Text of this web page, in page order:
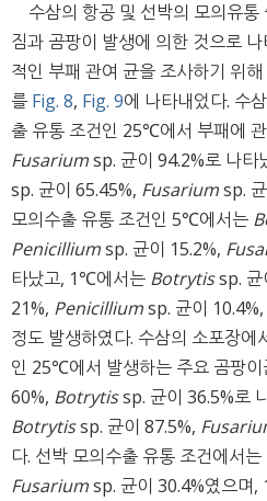
수삼의 항공 및 선박의 모의유
짐과 곰팡이 발생에 의한 것으로
적인 부패 관여 균을 조사하기 위
를 Fig. 8, Fig. 9에 나타내었다. 수
출 유통 조건인 25℃에서 부패에
Fusariumsp. 균이 94.2%로 나
sp. 균이 65.45%, Fusariumsp.
모의수출 유통 조건인 5℃에서는
Penicilliumsp. 균이 15.2%,
타났고, 1℃에서는 Botrytissp. 균
21%, Penicilliumsp. 균이 10.4%,
정도 발생하였다. 수삼의 소포장에
인 25℃에서 발생하는 주요 곰팡이
60%, Botrytissp. 균이 36.5%로
Botrytissp. 균이 87.5%,
다. 선박 모의수출 유통 조건에서는
Fusariumsp. 균이 30.4%였으며